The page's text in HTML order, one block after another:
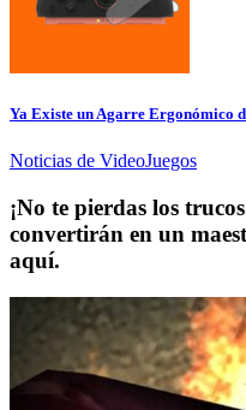
Ya Existe un Agarre Ergonómico
Noticias de VideoJuegos
¡No te pierdas los
convertirán en un
aquí.